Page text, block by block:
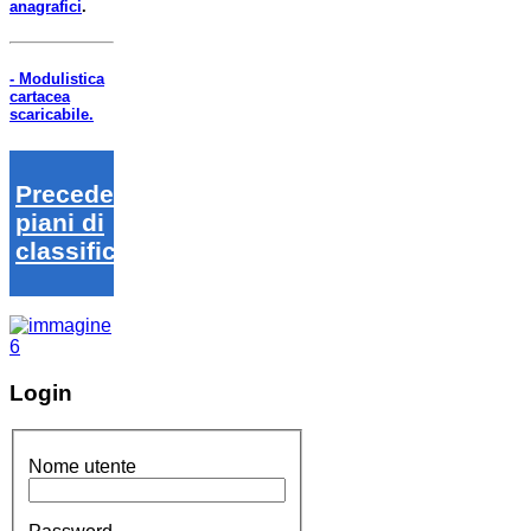
anagrafici.
- Modulistica
cartacea
scaricabile.
Precedenti
piani di
classifica
Login
Nome utente